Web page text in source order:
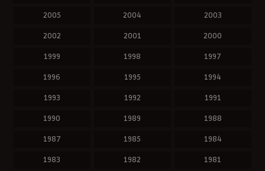
2005 2004 2003
2002 2001 2000
1999 1998 1997
1996 1995 1994
1993 1992 1991
1990 1989 1988
1987 1985 1984
1983 1982 1981